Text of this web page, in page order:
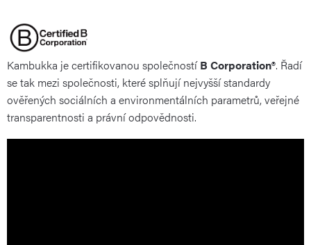
Kambukka je certifikovanou společnostíB Corporation®. Řadí
se tak mezi společnosti, které splňují nejvyšší standardy
ověřených sociálních a environmentálních parametrů, veřejné
transparentnosti a právní odpovědnosti.